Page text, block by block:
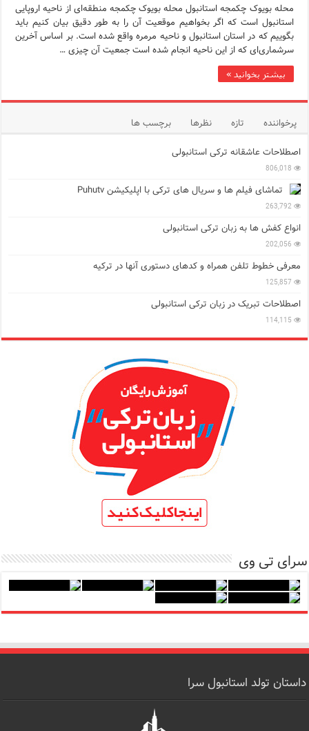
محله بویوک چکمجه استانبول محله بویوک چکمجه منطقه‌ای از ناحیه اروپایی
استانبول است که اگر بخواهیم موقعیت آن را به طور دقیق بیان کنیم باید
بگوییم که در استان استانبول و ناحیه مرمره واقع شده است. بر اساس آخرین
سرشماری‌ای که از این ناحیه انجام شده است جمعیت آن چیزی …
بیشتر بخوانید »
پرخواننده تازه نظرها
برچسب ها
اصطلاحات عاشقانه ترکی استانبولی
806,018
تماشای فیلم ها و سریال های ترکی با اپلیکیشن Puhutv
263,792
انواع کفش ها به زبان ترکی استانبولی
202,056
معرفی خطوط تلفن همراه و کدهای دستوری آنها در ترکیه
125,857
اصطلاحات تبریک در زبان ترکی استانبولی
114,115
سرای تی وی
داستان تولد استانبول سرا